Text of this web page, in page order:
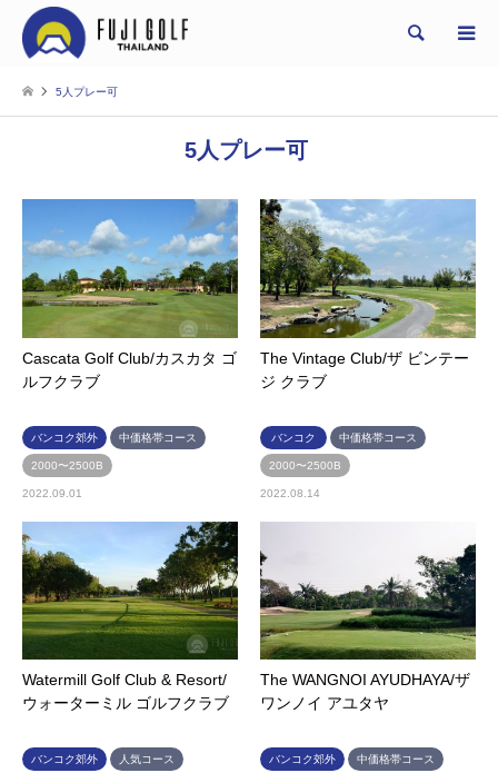
Search
5人プレー可
5人プレー可
Cascata Golf Club/カスカタ ゴ
ルフクラブ
バンコク郊外 中価格帯コース
2000〜2500B
2022.09.01
The Vintage Club/ザ ビンテー
ジ クラブ
バンコク 中価格帯コース
2000〜2500B
2022.08.14
Watermill Golf Club & Resort/
ウォーターミル ゴルフクラブ
バンコク郊外 ⼈気コース
The WANGNOI AYUDHAYA/ザ
ワンノイ アユタヤ
バンコク郊外 中価格帯コース